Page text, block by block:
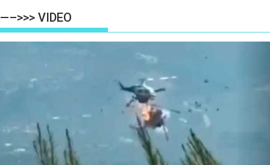
—–>>> VIDEO